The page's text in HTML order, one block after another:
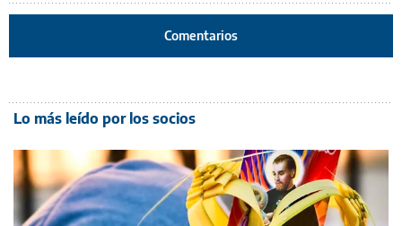
Comentarios
Lo más leído por los socios